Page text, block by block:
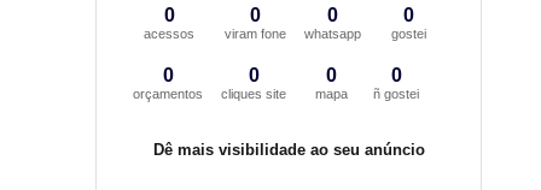
0
acessos
0
viram fone
0
whatsapp
0
gostei
0
orçamentos
0
cliques site
0
mapa
0
ñ gostei
Dê mais visibilidade ao seu anúncio